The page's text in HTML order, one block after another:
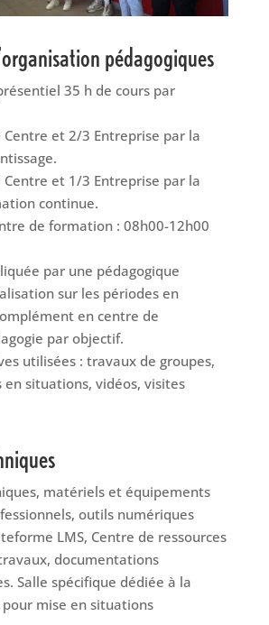
pédagogiques
35 h de cours par
et 2/3 Entreprise par la
et 1/3 Entreprise par la
continue.
de formation : 08h00-12h00
par une pédagogique
sur les périodes en
en centre de
par objectif.
utilisées : travaux de groupes,
en situations, vidéos, visites
matériels et équipements
outils numériques
LMS, Centre de ressources
documentations
Salle spécifique dédiée à la
mise en situations